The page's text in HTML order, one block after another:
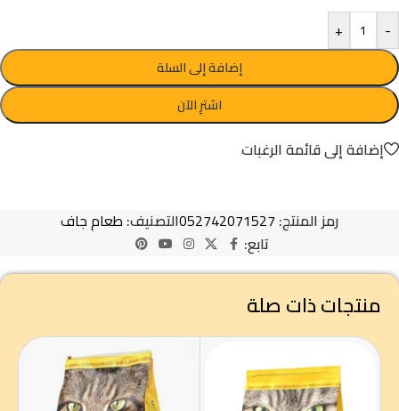
-
+
إضافة إلى السلة
اشترِ الآن
إضافة إلى قائمة الرغبات
رمز المنتج: 052742071527التصنيف: طعام جاف
تابع:
منتجات ذات صلة